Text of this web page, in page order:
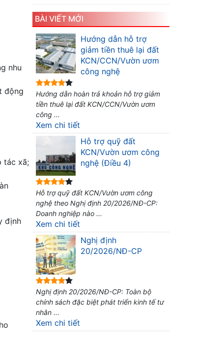
nhu
động
tác xã;
định
BÀI VIẾT MỚI
Hướng dẫn hỗ trợ
giảm tiền thuê lại đất
KCN/CCN/Vườn ươm
công nghệ
Hướng dẫn hoàn trả khoản hỗ trợ giảm
tiền thuê lại đất KCN/CCN/Vườn ươm
công ...
Xem chi tiết
Hỗ trợ quỹ đất
KCN/Vườn ươm công
nghệ (Điều 4)
Hỗ trợ quỹ đất KCN/Vườn ươm công
nghệ theo Nghị định 20/2026/NĐ-CP:
Doanh nghiệp nào ...
Xem chi tiết
Nghị định
20/2026/NĐ-CP
Nghị định 20/2026/NĐ-CP: Toàn bộ
chính sách đặc biệt phát triển kinh tế tư
nhân ...
Xem chi tiết